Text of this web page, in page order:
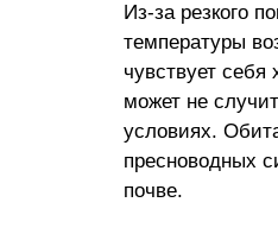
Из-за резкого
температуры
чувствует себя
может не
условиях.
пресноводных
почве.